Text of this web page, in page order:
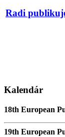
Radi
Kalendár
18th European
19th European